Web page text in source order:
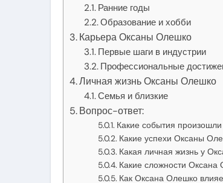
Ранние годы
Образование и хобби
Карьера Оксаны Олешко
Первые шаги в индустрии
Профессиональные
Личная жизнь Оксаны Олешко
Семья и близкие
Вопрос-ответ:
Какие события
Какие успехи Оксаны
Какая личная жизнь у
Какие сложности Оксана
Как Оксана Олешко